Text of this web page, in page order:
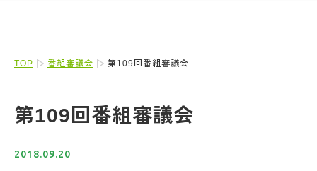
TOP 番組審議会 第109回番組審議会
第109回番組審議会
2018.09.20